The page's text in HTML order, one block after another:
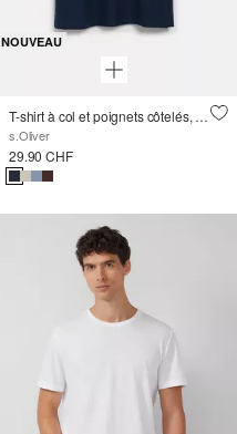
NOUVEAU
T-shirt à col et poignets côtelés, coupe moderne
s.Oliver
29.90 CHF